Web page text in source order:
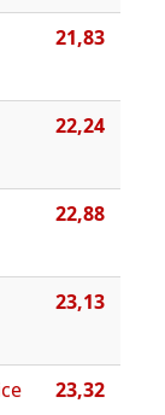
21,83
22,24
22,88
23,13
23,32